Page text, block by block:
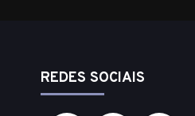
REDES SOCIAIS